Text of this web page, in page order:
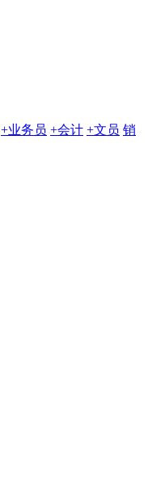
+业务员 +会计 +文员 销